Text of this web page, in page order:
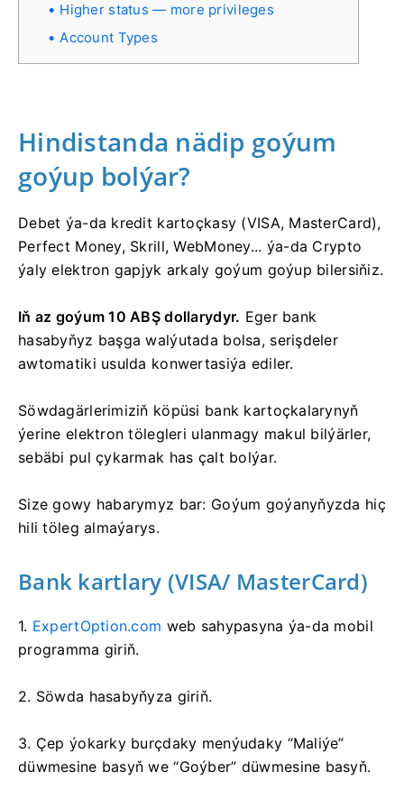
Higher status — more privileges
Account Types
Hindistanda nädip goýum
goýup bolýar?
Debet ýa-da kredit kartoçkasy (VISA, MasterCard),
Perfect Money, Skrill, WebMoney... ýa-da Crypto
ýaly elektron gapjyk arkaly goýum goýup bilersiňiz.
Iň az goýum 10 ABŞ dollarydyr. Eger bank
hasabyňyz başga walýutada bolsa, serişdeler
awtomatiki usulda konwertasiýa ediler.
Söwdagärlerimiziň köpüsi bank kartoçkalarynyň
ýerine elektron tölegleri ulanmagy makul bilýärler,
sebäbi pul çykarmak has çalt bolýar.
Size gowy habarymyz bar: Goýum goýanyňyzda hiç
hili töleg almaýarys.
Bank kartlary (VISA/ MasterCard)
1. ExpertOption.com web sahypasyna ýa-da mobil
programma giriň.
2. Söwda hasabyňyza giriň.
3. Çep ýokarky burçdaky menýudaky “Maliýe”
düwmesine basyň we “Goýber” düwmesine basyň.